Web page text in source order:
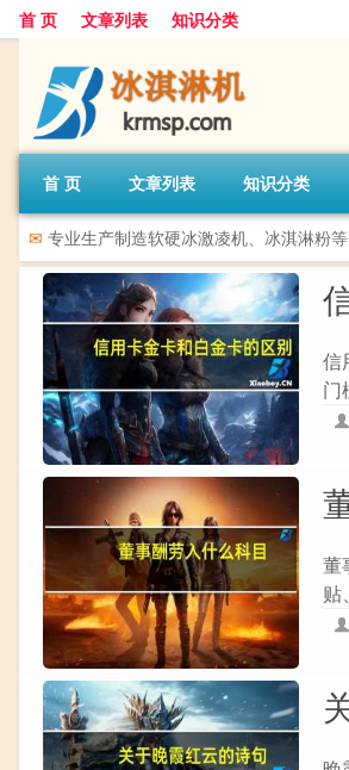
首 页 文章列表 知识分类
首 页 文章列表 知识分类
✉ 专业生产制造软硬冰激凌机、冰淇淋粉
信
门
董
贴